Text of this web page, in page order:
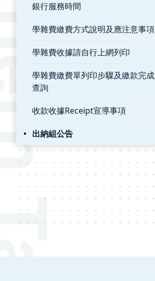
銀行服務時間
學雜費繳費方式說明及應注意事項
學雜費收據請自行上網列印
學雜費繳費單列印步驟及繳款完成
查詢
收款收據Receipt宣導事項
出納組公告